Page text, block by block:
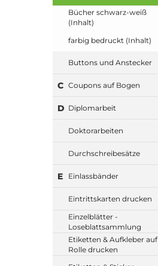
Bücher schwarz-weiß
(Inhalt)
farbig bedruckt (Inhalt)
Buttons und Anstecker
C Coupons auf Bogen
D Diplomarbeit
Doktorarbeiten
Durchschreibesätze
E Einlassbänder
Eintrittskarten drucken
Einzelblätter -
Loseblattsammlung
Etiketten & Aufkleber auf
Rolle drucken